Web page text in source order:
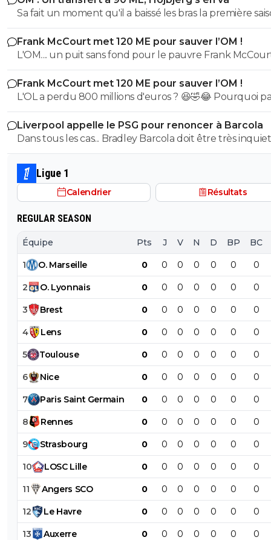
Sa fait un moment qu'il a baissé les bras la première
etait top mais depuis quelques match etait en dessus.
et bon vent a lui pour le reste de sa carrière ...
Frank McCourt met 120 ME pour sauver l’OM !
L'OM.... un puit sans fond pour le pauvre Frank
Frank McCourt met 120 ME pour sauver l’OM !
L'OL a perdu 800 millions d'euros ? 😆🤣😂 Pourquoi pas un
milliard tant que tu y es ! ^^
Liverpool appelle le PSG pour renoncer à Barcola
Dans tous les cas... Bradley Barcola doit être très inquiet.
qui est vraiment compréhensible lorsque l'on sait
le PSG a traiter Kylian Mbappé lorsqu'il avait voulu
PSG.
Ligue 1
Calendrier Résultats
REGULAR SEASON
Équipe Pts J V N D BP BC
1 O. Marseille 0 0 0 0 0 0 0
2 O. Lyonnais 0 0 0 0 0 0 0
3 Brest 0 0 0 0 0 0 0
4 Lens 0 0 0 0 0 0 0
5 Toulouse 0 0 0 0 0 0 0
6 Nice 0 0 0 0 0 0 0
7 Paris Saint Germain 0 0 0 0 0 0 0
8 Rennes 0 0 0 0 0 0 0
9 Strasbourg 0 0 0 0 0 0 0
10 LOSC Lille 0 0 0 0 0 0 0
11 Angers SCO 0 0 0 0 0 0 0
12 Le Havre 0 0 0 0 0 0 0
13 Auxerre 0 0 0 0 0 0 0